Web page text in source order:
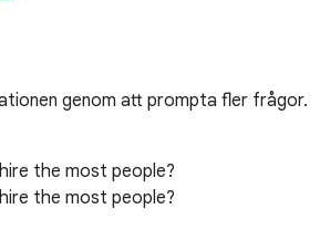
genom att prompta fler frågor.
the most people?
the most people?